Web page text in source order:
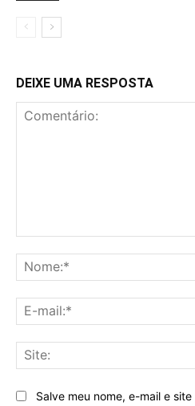
DEIXE UMA RESPOSTA
Salve meu nome, e-mail e